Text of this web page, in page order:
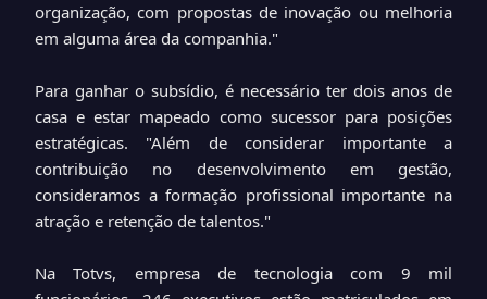
organização, com propostas de inovação ou melhoria
em alguma área da companhia."
Para ganhar o subsídio, é necessário ter dois anos de
casa e estar mapeado como sucessor para posições
estratégicas. "Além de considerar importante a
contribuição no desenvolvimento em gestão,
consideramos a formação profissional importante na
atração e retenção de talentos."
Na Totvs, empresa de tecnologia com 9 mil